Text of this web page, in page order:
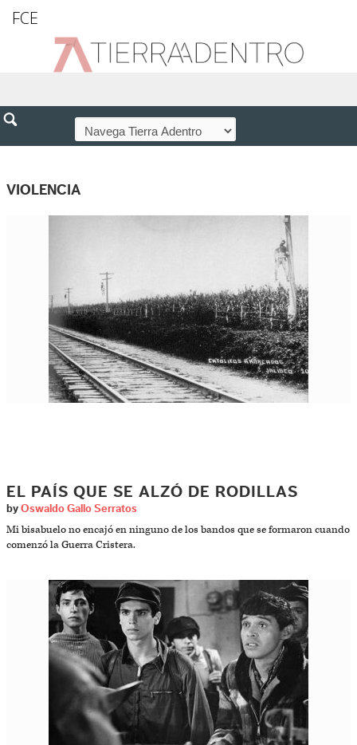
FCE
VIOLENCIA
EL PAÍS QUE SE ALZÓ DE RODILLAS
by Oswaldo Gallo Serratos
Mi bisabuelo no encajó en ninguno de los bandos que se formaron cuando
comenzó la Guerra Cristera.